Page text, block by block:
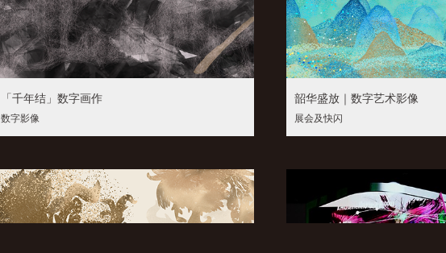
「千年结」数字画作
数字影像
韶华盛放｜数字艺术影像
展会及快闪